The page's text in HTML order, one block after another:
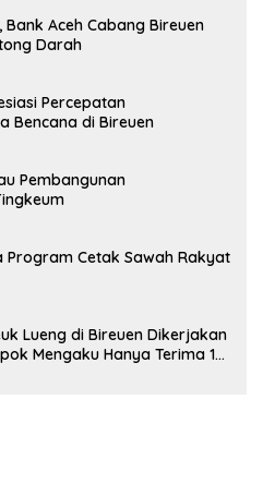
Bank Aceh Cabang Bireuen
Darah
Percepatan
Bencana di Bireuen
Pembangunan
Program Cetak Sawah Rakyat
Lueng di Bireuen Dikerjakan
Mengaku Hanya Terima 10